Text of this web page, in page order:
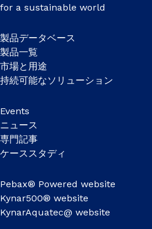
for a sustainable world
製品データベース
製品一覧
市場と用途
持続可能なソリューション
Events
ニュース
専門記事
ケーススタディ
Pebax® Powered website
Kynar500® website
KynarAquatec@ website